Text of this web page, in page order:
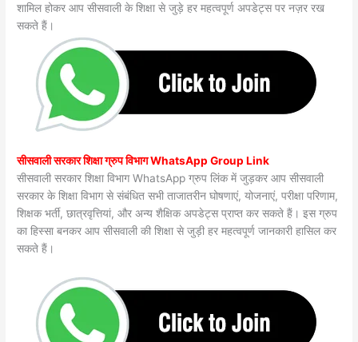
शामिल होकर आप सीसवाली के शिक्षा से जुड़े हर महत्वपूर्ण अपडेट्स पर नज़र रख
सकते हैं।
सीसवाली सरकार शिक्षा ग्रुप विभाग WhatsApp Group Link
सीसवाली सरकार शिक्षा विभाग WhatsApp ग्रुप लिंक में जुड़कर आप सीसवाली
सरकार के शिक्षा विभाग से संबंधित सभी ताजातरीन घोषणाएं, योजनाएं, परीक्षा परिणाम,
शिक्षक भर्ती, छात्रवृत्तियां, और अन्य शैक्षिक अपडेट्स प्राप्त कर सकते हैं। इस ग्रुप
का हिस्सा बनकर आप सीसवाली की शिक्षा से जुड़ी हर महत्वपूर्ण जानकारी हासिल कर
सकते हैं।